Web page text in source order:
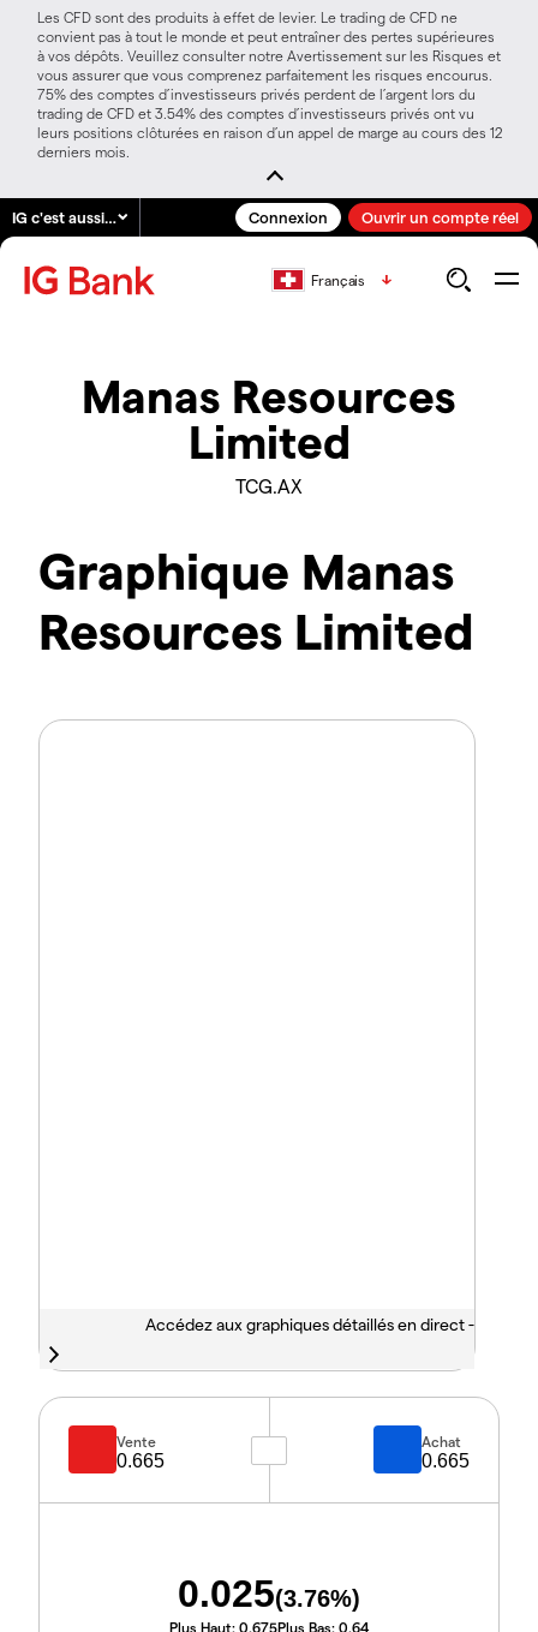
Les CFD sont des produits à effet de levier. Le trading de CFD ne
convient pas à tout le monde et peut entraîner des pertes supérieures
à vos dépôts. Veuillez consulter notre Avertissement sur les Risques et
vous assurer que vous comprenez parfaitement les risques encourus.
75% des comptes d’investisseurs privés perdent de l’argent lors du
trading de CFD et 3.54% des comptes d’investisseurs privés ont vu
leurs positions clôturées en raison d’un appel de marge au cours des 12
derniers mois.
IG c'est aussi… Connexion Ouvrir un compte réel
Français
Manas Resources
Limited
TCG.AX
Graphique Manas
Resources Limited
Accédez aux graphiques détaillés en direct -
Vente
0.665
Achat
0.665
0.025(3.76%)
Plus Haut: 0.675Plus Bas: 0.64